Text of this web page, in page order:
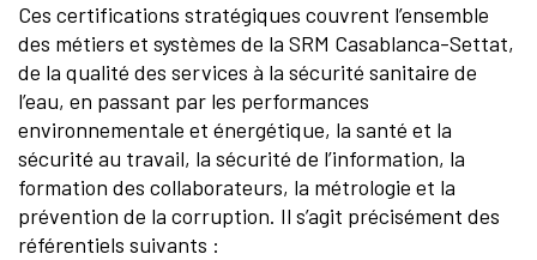
Ces certifications stratégiques couvrent l’ensemble
des métiers et systèmes de la SRM Casablanca-Settat,
de la qualité des services à la sécurité sanitaire de
l’eau, en passant par les performances
environnementale et énergétique, la santé et la
sécurité au travail, la sécurité de l’information, la
formation des collaborateurs, la métrologie et la
prévention de la corruption. Il s’agit précisément des
référentiels suivants :